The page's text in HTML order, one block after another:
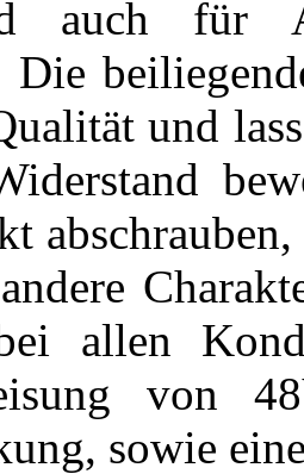
auch für
Die
und
allen
von
sowie